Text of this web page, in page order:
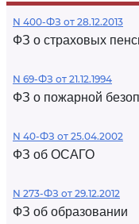
N 400-ФЗ от 28.12.2013
ФЗ о страховых
N 69-ФЗ от 21.12.1994
ФЗ о пожарной
N 40-ФЗ от 25.04.2002
ФЗ об ОСАГО
N 273-ФЗ от 29.12.2012
ФЗ об образовании